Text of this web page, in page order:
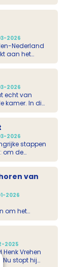
2026
Nederland
aan het
op
Velting
en
Zuid en
en
2026
echt van
kamer. In die
toe lucht
2026
stappen
om de
er meer
op 2026.
van
2026
om het
zomer was
van
2025
Vrehen
Nu stopt hij